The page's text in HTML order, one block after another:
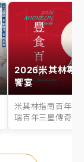
2026米其林專
饗宴
米其林指南百年之
瑞百年三星傳奇、